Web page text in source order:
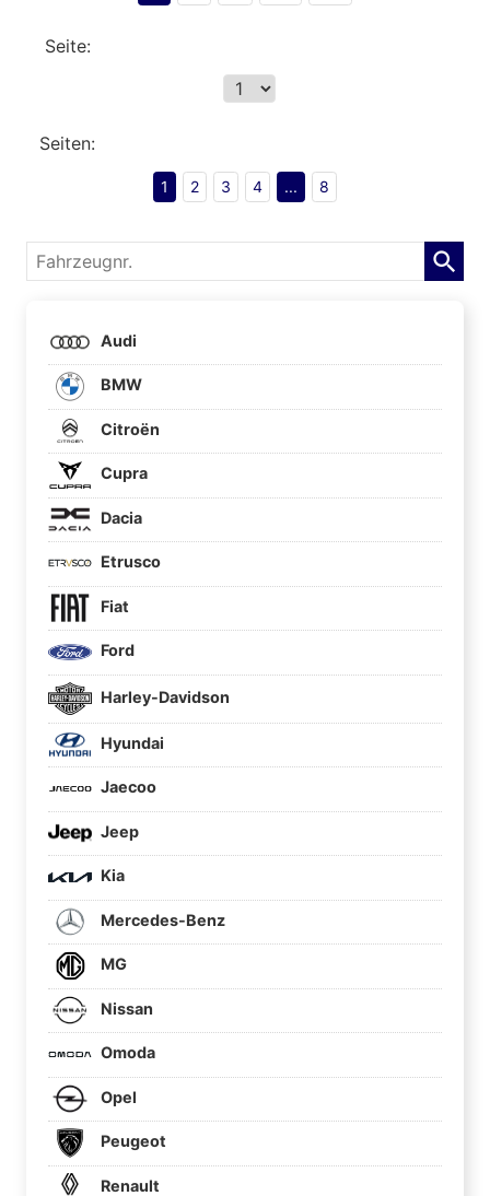
Seite:
Seiten:
1 2 3 4 ... 8
Fahrzeugnr.
Audi
BMW
Citroën
Cupra
Dacia
Etrusco
Fiat
Ford
Harley-Davidson
Hyundai
Jaecoo
Jeep
Kia
Mercedes-Benz
MG
Nissan
Omoda
Opel
Peugeot
Renault